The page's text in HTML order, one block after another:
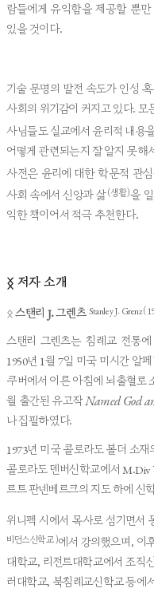
람들에게 유익함을 제공할 뿐
있을 것이다.
기술 문명의 발전 속도가 인성
사회의 위기감이 커지고 있다.
사님들도 설교에서 윤리적 내용
어떻게 관련되는지 잘 알지 못
사전은 윤리에 대한 학문적 관
사회 속에서 신앙과 삶(생활)을
익한 책이어서 적극 추천한다.
ᛝ 저자 소개
ᛟ스탠리 J. 그렌츠 Stanley J. Grenz
스탠리 그렌츠는 침례교 전통
1950년 1월 7일 미국 미시간 알
쿠버에서 이른 아침에 뇌출혈로
월 출간된 유고작Named God
나 집필하였다.
1973년 미국 콜로라도 볼더 소
콜로라도 덴버신학교에서
르트 판넨베르크의 지도 하에 신
위니펙 시에서 목사로 섬기면서
비던스신학교)에서 강의했으며, 이
대학교, 리전트대학교에서 조직
러대학교, 북침례교신학교 등에